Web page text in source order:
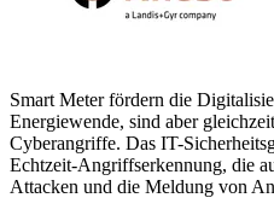
Smart Meter fördern die
Energiewende, sind aber
Cyberangriffe. Das IT-
Echtzeit-Angriffserkennung, die
Attacken und die Meldung von